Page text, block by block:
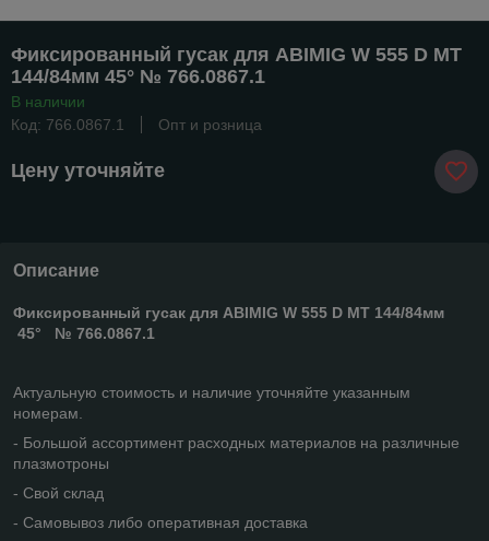
Фиксированный гусак для ABIMIG W 555 D MT
144/84мм 45° № 766.0867.1
В наличии
Код: 766.0867.1
Опт и розница
Цену уточняйте
Описание
Фиксированный гусак для ABIMIG W 555 D MT 144/84мм
45° № 766.0867.1
Актуальную стоимость и наличие уточняйте указанным
номерам.
- Большой ассортимент расходных материалов на различные
плазмотроны
- Свой склад
- Самовывоз либо оперативная доставка